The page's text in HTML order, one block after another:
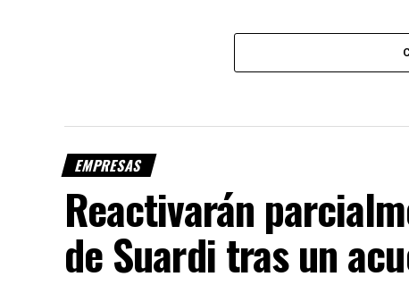
EMPRESAS
Reactivarán
de Suardi tras un